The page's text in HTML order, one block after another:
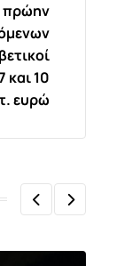
πρώην
και 10
ευρώ